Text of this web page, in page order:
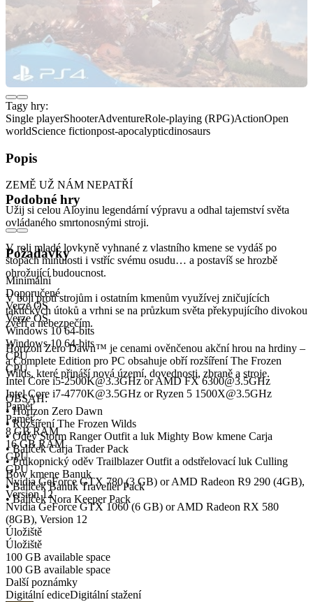
Tagy hry:
Single playerShooterAdventureRole-playing (RPG)ActionOpen
worldScience fictionpost-apocalypticdinosaurs
Popis
ZEMĚ UŽ NÁM NEPATŘÍ
Užij si celou Aloyinu legendární výpravu a odhal tajemství světa
ovládaného smrtonosnými stroji.
V roli mladé lovkyně vyhnané z vlastního kmene se vydáš po
stopách minulosti i vstříc svému osudu… a postavíš se hrozbě
ohrožující budoucnost.
V boji proti strojům i ostatním kmenům využívej zničujících
taktických útoků a vrhni se na průzkum světa překypujícího divokou
zvěří a nebezpečím.
Horizon Zero Dawn™ je cenami ověnčenou akční hrou na hrdiny –
a Complete Edition pro PC obsahuje obří rozšíření The Frozen
Wilds, které přináší nová území, dovednosti, zbraně a stroje.
OBSAH:
• Horizon Zero Dawn
• Rozšíření The Frozen Wilds
• Oděv Storm Ranger Outfit a luk Mighty Bow kmene Carja
• Balíček Carja Trader Pack
• Průkopnický oděv Trailblazer Outfit a odstřelovací luk Culling
Bow kmene Banuk
• Balíček Banuk Traveller Pack
• Balíček Nora Keeper Pack
Podobné hry
Požadavky
Minimální
Doporučené
Verze OS
Verze OS
Windows 10 64-bits
Windows 10 64-bits
CPU
CPU
Intel Core i5-2500K@3.3GHz or AMD FX 6300@3.5GHz
Intel Core i7-4770K@3.5GHz or Ryzen 5 1500X@3.5GHz
Paměť
Paměť
8 GB RAM
16 GB RAM
GPU
GPU
Nvidia GeForce GTX 780 (3 GB) or AMD Radeon R9 290 (4GB),
Version 12
Nvidia GeForce GTX 1060 (6 GB) or AMD Radeon RX 580
(8GB), Version 12
Úložiště
Úložiště
100 GB available space
100 GB available space
Další poznámky
Digitální ediceDigitální stažení